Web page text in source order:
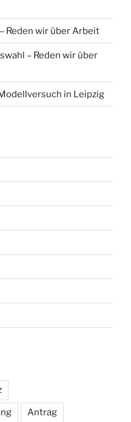
Reden wir über Arbeit
– Reden wir über
in Leipzig
Antrag